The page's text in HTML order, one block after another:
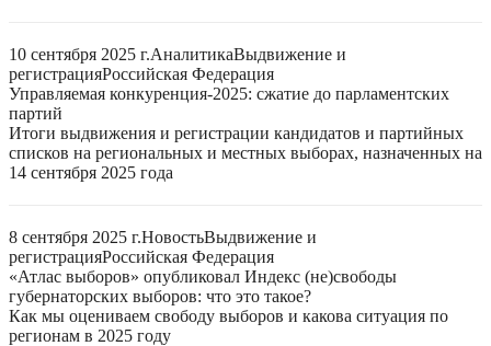
10 сентября 2025 г.АналитикаВыдвижение и
регистрацияРоссийская Федерация
Управляемая конкуренция-2025: сжатие до парламентских
партий
Итоги выдвижения и регистрации кандидатов и партийных
списков на региональных и местных выборах, назначенных на
14 сентября 2025 года
8 сентября 2025 г.НовостьВыдвижение и
регистрацияРоссийская Федерация
«Атлас выборов» опубликовал Индекс (не)свободы
губернаторских выборов: что это такое?
Как мы оцениваем свободу выборов и какова ситуация по
регионам в 2025 году